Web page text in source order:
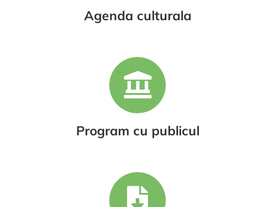
Agenda culturala
Program cu publicul